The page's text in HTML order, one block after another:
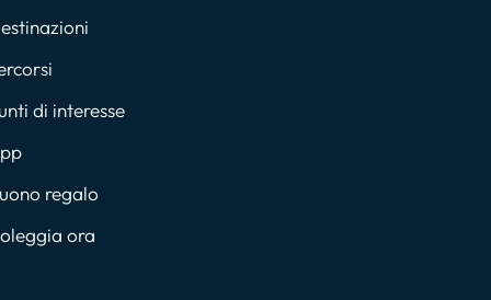
di interesse
regalo
ora